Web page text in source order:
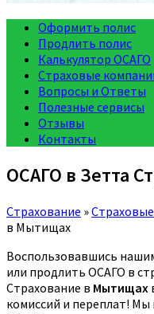
Оформить полис
Продлить полис
Калькулятор ОСАГО
Страховые
Вопросы и Ответы
Полезные сервисы
Отзывы
Контакты
ОСАГО в Зетта
Страхование »
в Мытищах
Воспользовавшись
или продлить ОСАГО в
Страхование в Мытищах
комиссий и переплат! Мы